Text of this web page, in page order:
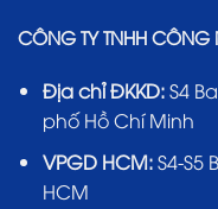
CÔNG TY TNHH
Địa chỉ ĐKKD:S4
phố Hồ Chí Minh
VPGD HCM:S4-S5
HCM